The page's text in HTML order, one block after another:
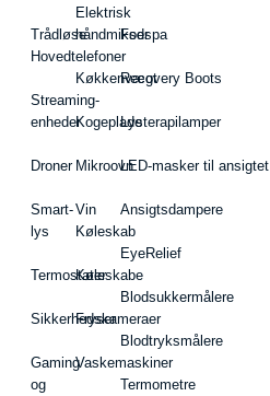
Trådløse
Hovedtelefoner
Streaming-
enheder
Droner
Smart-
lys
Termostater
Sikkerhedskameraer
Gaming
og
Elektrisk
håndmikser
Køkkenvægt
Kogeplade
Mikroovn
Vin
Køleskab
Køleskabe
Fryser
Vaskemaskiner
Fodspa
Recovery Boots
Lysterapilamper
LED-masker til ansigtet
Ansigtsdampere
EyeRelief
Blodsukkermålere
Blodtryksmålere
Termometre